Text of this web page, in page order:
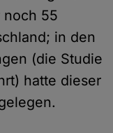
55
in den
(die Studie
hatte dieser